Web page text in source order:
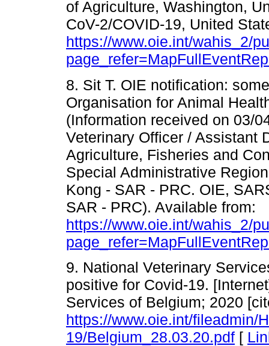
of Agriculture, Washington,
CoV-2/COVID-19, United
https://www.oie.int/wahis_2/
8. Sit T. OIE notification:
Organisation for Animal
(Information received on 03/
Veterinary Officer / Assistant
Agriculture, Fisheries and
Special Administrative
Kong - SAR - PRC. OIE,
SAR - PRC). Available from:
https://www.oie.int/wahis_2/
9. National Veterinary
positive for Covid-19.
Services of Belgium; 2020
https://www.oie.int/fileadmin/
19/Belgium_28.03.20.pdf [